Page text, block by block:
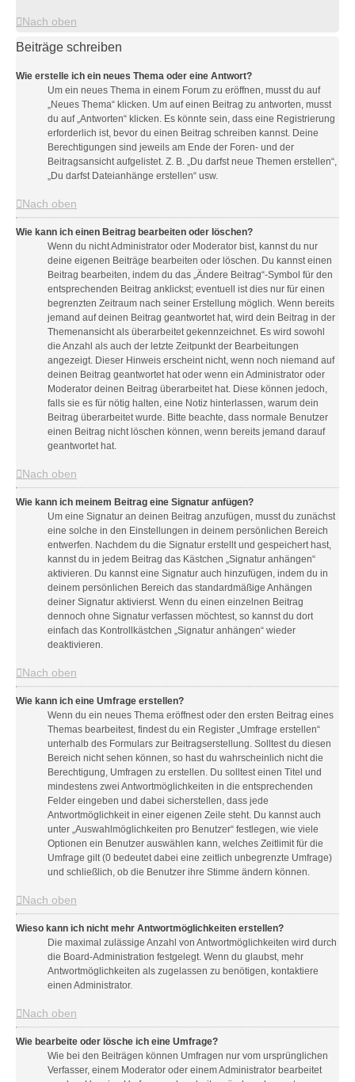
Nach oben
Beiträge schreiben
Wie erstelle ich ein neues Thema oder eine Antwort?
Um ein neues Thema in einem Forum zu eröffnen, musst du auf
„Neues Thema“ klicken. Um auf einen Beitrag zu antworten, musst
du auf „Antworten“ klicken. Es könnte sein, dass eine Registrierung
erforderlich ist, bevor du einen Beitrag schreiben kannst. Deine
Berechtigungen sind jeweils am Ende der Foren- und der
Beitragsansicht aufgelistet. Z. B. „Du darfst neue Themen erstellen“,
„Du darfst Dateianhänge erstellen“ usw.
Nach oben
Wie kann ich einen Beitrag bearbeiten oder löschen?
Wenn du nicht Administrator oder Moderator bist, kannst du nur
deine eigenen Beiträge bearbeiten oder löschen. Du kannst einen
Beitrag bearbeiten, indem du das „Ändere Beitrag“-Symbol für den
entsprechenden Beitrag anklickst; eventuell ist dies nur für einen
begrenzten Zeitraum nach seiner Erstellung möglich. Wenn bereits
jemand auf deinen Beitrag geantwortet hat, wird dein Beitrag in der
Themenansicht als überarbeitet gekennzeichnet. Es wird sowohl
die Anzahl als auch der letzte Zeitpunkt der Bearbeitungen
angezeigt. Dieser Hinweis erscheint nicht, wenn noch niemand auf
deinen Beitrag geantwortet hat oder wenn ein Administrator oder
Moderator deinen Beitrag überarbeitet hat. Diese können jedoch,
falls sie es für nötig halten, eine Notiz hinterlassen, warum dein
Beitrag überarbeitet wurde. Bitte beachte, dass normale Benutzer
einen Beitrag nicht löschen können, wenn bereits jemand darauf
geantwortet hat.
Nach oben
Wie kann ich meinem Beitrag eine Signatur anfügen?
Um eine Signatur an deinen Beitrag anzufügen, musst du zunächst
eine solche in den Einstellungen in deinem persönlichen Bereich
entwerfen. Nachdem du die Signatur erstellt und gespeichert hast,
kannst du in jedem Beitrag das Kästchen „Signatur anhängen“
aktivieren. Du kannst eine Signatur auch hinzufügen, indem du in
deinem persönlichen Bereich das standardmäßige Anhängen
deiner Signatur aktivierst. Wenn du einen einzelnen Beitrag
dennoch ohne Signatur verfassen möchtest, so kannst du dort
einfach das Kontrollkästchen „Signatur anhängen“ wieder
deaktivieren.
Nach oben
Wie kann ich eine Umfrage erstellen?
Wenn du ein neues Thema eröffnest oder den ersten Beitrag eines
Themas bearbeitest, findest du ein Register „Umfrage erstellen“
unterhalb des Formulars zur Beitragserstellung. Solltest du diesen
Bereich nicht sehen können, so hast du wahrscheinlich nicht die
Berechtigung, Umfragen zu erstellen. Du solltest einen Titel und
mindestens zwei Antwortmöglichkeiten in die entsprechenden
Felder eingeben und dabei sicherstellen, dass jede
Antwortmöglichkeit in einer eigenen Zeile steht. Du kannst auch
unter „Auswahlmöglichkeiten pro Benutzer“ festlegen, wie viele
Optionen ein Benutzer auswählen kann, welches Zeitlimit für die
Umfrage gilt (0 bedeutet dabei eine zeitlich unbegrenzte Umfrage)
und schließlich, ob die Benutzer ihre Stimme ändern können.
Nach oben
Wieso kann ich nicht mehr Antwortmöglichkeiten erstellen?
Die maximal zulässige Anzahl von Antwortmöglichkeiten wird durch
die Board-Administration festgelegt. Wenn du glaubst, mehr
Antwortmöglichkeiten als zugelassen zu benötigen, kontaktiere
einen Administrator.
Nach oben
Wie bearbeite oder lösche ich eine Umfrage?
Wie bei den Beiträgen können Umfragen nur vom ursprünglichen
Verfasser, einem Moderator oder einem Administrator bearbeitet